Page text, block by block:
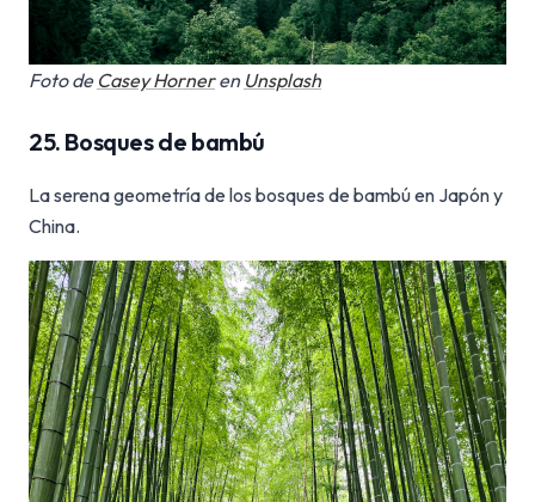
Foto de Casey Horneren Unsplash
25. Bosques de bambú
La serena geometría de los bosques de bambú en Japón y
China.